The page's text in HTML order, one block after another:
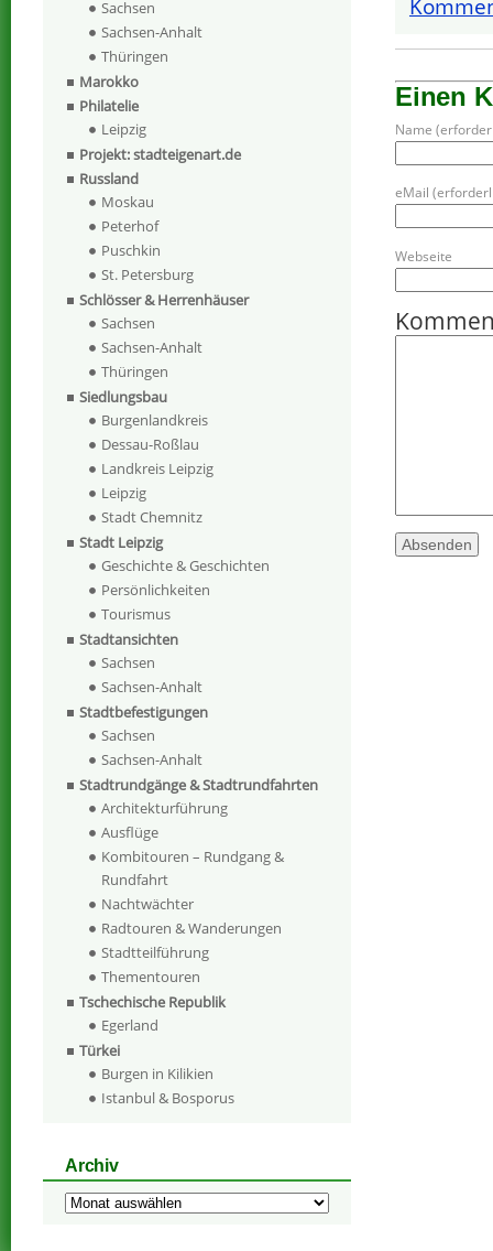
Einen
Name
eMail
Webseite
Sachsen
Sachsen-Anhalt
Thüringen
Marokko
Philatelie
Leipzig
Projekt: stadteigenart.de
Russland
Moskau
Peterhof
Puschkin
St. Petersburg
Schlösser & Herrenhäuser
Sachsen
Sachsen-Anhalt
Thüringen
Siedlungsbau
Burgenlandkreis
Dessau-Roßlau
Landkreis Leipzig
Leipzig
Stadt Chemnitz
Stadt Leipzig
Geschichte & Geschichten
Persönlichkeiten
Tourismus
Stadtansichten
Sachsen
Sachsen-Anhalt
Stadtbefestigungen
Sachsen
Sachsen-Anhalt
Stadtrundgänge & Stadtrundfahrten
Architekturführung
Ausflüge
Kombitouren – Rundgang &
Rundfahrt
Nachtwächter
Radtouren & Wanderungen
Stadtteilführung
Thementouren
Tschechische Republik
Egerland
Türkei
Burgen in Kilikien
Istanbul & Bosporus
Archiv
Archiv